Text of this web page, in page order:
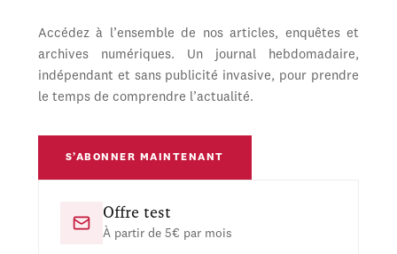
Accédez à l’ensemble de nos articles, enquêtes et
archives numériques. Un journal hebdomadaire,
indépendant et sans publicité invasive, pour prendre
le temps de comprendre l’actualité.
S’ABONNER MAINTENANT
Offre test
À partir de 5€ par mois